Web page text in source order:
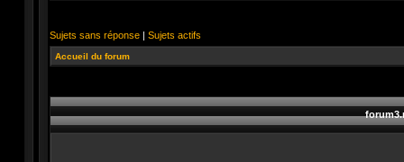
Sujets sans réponse | Sujets actifs
Accueil du forum